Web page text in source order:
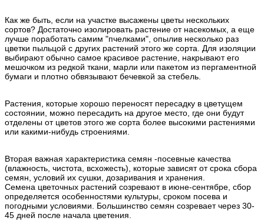
Как же быть, если на участке высажены цветы нескольких
сортов? Достаточно изолировать растение от насекомых, а еще
лучше поработать самим "пчелками", опылив несколько раз
цветки пыльцой с других растений этого же сорта. Для изоляции
выбирают обычно самое красивое растение, накрывают его
мешочком из редкой ткани, марли или пакетом из пергаментной
бумаги и плотно обвязывают бечевкой за стебель.
Растения, которые хорошо переносят пересадку в цветущем
состоянии, можно пересадить на другое место, где они будут
отделены от цветов этого же сорта более высокими растениями
или какими-нибудь строениями.
Вторая важная характеристика семян -посевные качества
(влажность, чистота, всхожесть), которые зависят от срока сбора
семян, условий их сушки, дозаривания и хранения.
Семена цветочных растений созревают в июне-сентябре, сбор
определяется особенностями культуры, сроком посева и
погодными условиями. Большинство семян созревает через 30-
45 дней после начала цветения.